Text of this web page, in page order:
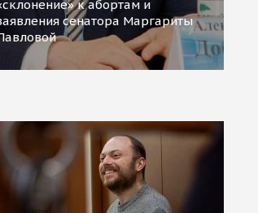
к абортам и
сенатора Маргариты